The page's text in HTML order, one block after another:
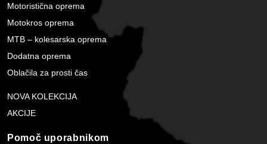
Motoristična oprema
Motokros oprema
MTB – kolesarska oprema
Dodatna oprema
Oblačila za prosti čas
NOVA KOLEKCIJA
AKCIJE
Pomoč uporabnikom